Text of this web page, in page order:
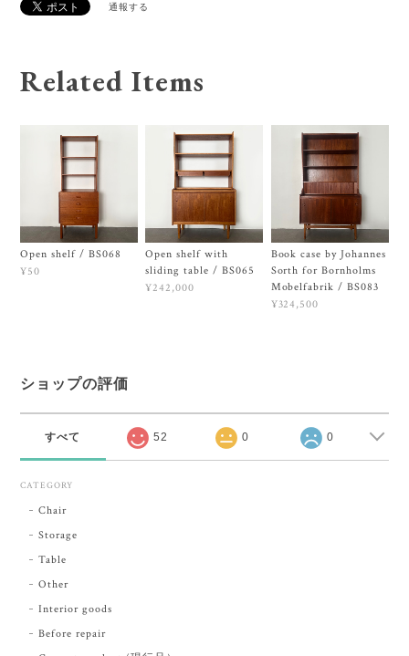
通報する
Related Items
Open shelf / BS068
¥50
Open shelf with
sliding table / BS065
¥242,000
Book case by Johannes
Sorth for Bornholms
Mobelfabrik / BS083
¥324,500
ショップの評価
すべて 52 0 0
CATEGORY
Chair
Storage
Table
Other
Interior goods
Before repair